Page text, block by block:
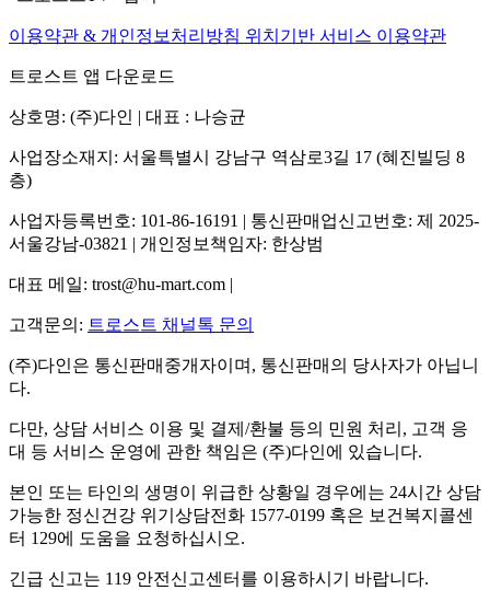
이용약관 & 개인정보처리방침 위치기반 서비스 이용약관
트로스트 앱 다운로드
상호명: (주)다인 | 대표 : 나승균
사업장소재지: 서울특별시 강남구 역삼로3길 17 (혜진빌딩 8
층)
사업자등록번호: 101-86-16191 | 통신판매업신고번호: 제 2025-
서울강남-03821 | 개인정보책임자: 한상범
대표 메일: trost@hu-mart.com |
고객문의: 트로스트 채널톡 문의
(주)다인은 통신판매중개자이며, 통신판매의 당사자가 아닙니
다.
다만, 상담 서비스 이용 및 결제/환불 등의 민원 처리, 고객 응
대 등 서비스 운영에 관한 책임은 (주)다인에 있습니다.
본인 또는 타인의 생명이 위급한 상황일 경우에는 24시간 상담
가능한 정신건강 위기상담전화 1577-0199 혹은 보건복지콜센
터 129에 도움을 요청하십시오.
긴급 신고는 119 안전신고센터를 이용하시기 바랍니다.